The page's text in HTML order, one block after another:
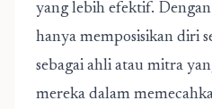
yang lebih efektif.
hanya memposisikan diri
sebagai ahli atau mitra
mereka dalam